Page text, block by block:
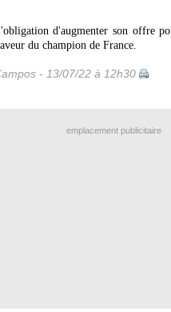
d'augmenter son offre
du champion de France.
- 13/07/22 à 12h30
emplacement publicitaire